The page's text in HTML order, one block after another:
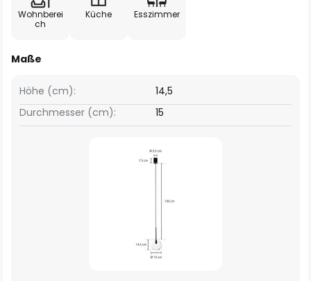
Wohnberei
ch
Küche Esszimmer
Maße
Höhe (cm):
14,5
Durchmesser (cm):
15